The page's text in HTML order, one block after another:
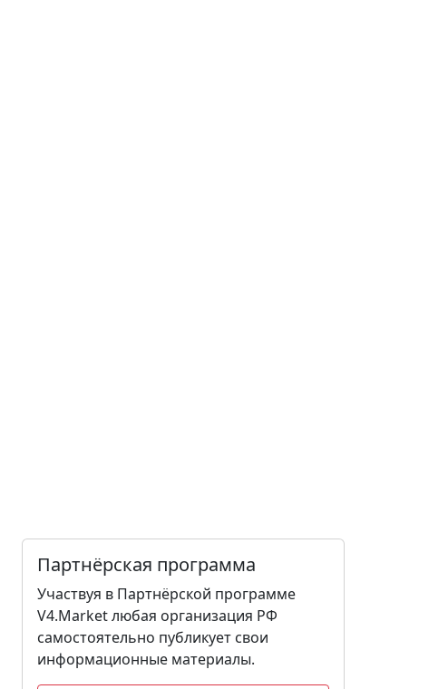
Партнёрская программа
Участвуя в Партнёрской программе
V4.Market любая организация РФ
самостоятельно публикует свои
информационные материалы.